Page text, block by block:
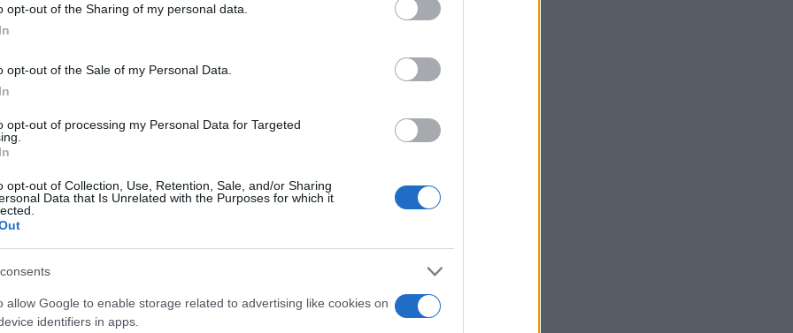
opt-out of the Sharing of my personal data.
opt-out of the Sale of my Personal Data.
opt-out of processing my Personal Data for Targeted
opt-out of Collection, Use, Retention, Sale, and/or Sharing
Data that Is Unrelated with the Purposes for which it
allow Google to enable storage related to advertising like cookies on
identifiers in apps.
beeldmateriaal en ongepubliceerde
beginjaren van hun relatie tot leven
vestigden, bloeide hun artistieke
bezorgdheid over privacy. De opnames
kunst en muziek, maar ook hun angsten over